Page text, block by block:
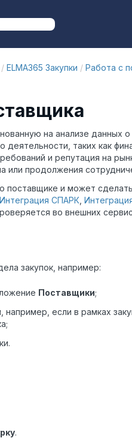
/ ELMA365 Закупки / Работа с
на анализе данных
таких как
и репутация на
или продолжения
и может
Интеграция СПАРК
во внешних
закупок, например:
Поставщики;
если в рамках
.